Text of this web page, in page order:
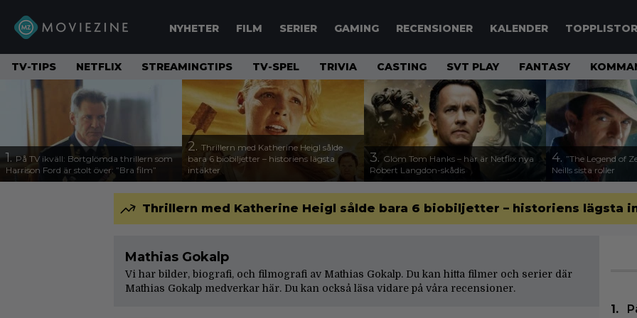
NYHETER FILM SERIER GAMING RECENSIONER KALENDER TOPPLISTOR
TV-TIPS NETFLIX STREAMINGTIPS TV-SPEL TRIVIA CASTING SVT PLAY FANTASY
1. På TV ikväll: Bortglömda thrillern som
Harrison Ford är stolt över: ”Bra film”
2. Thrillern med Katherine Heigl sålde
bara 6 biobiljetter – historiens lägsta
intäkter
3. Glöm Tom Hanks – här är Netflix nya
Robert Langdon-skådis
4. ”The Legend of
Neills sista roller
Thrillern med Katherine Heigl sålde bara 6 biobiljetter – historiens lägsta
Mathias Gokalp
Vi har bilder, biografi, och filmografi av Mathias Gokalp. Du kan hitta filmer och serier där
Mathias Gokalp medverkar här. Du kan också läsa vidare på våra recensioner.